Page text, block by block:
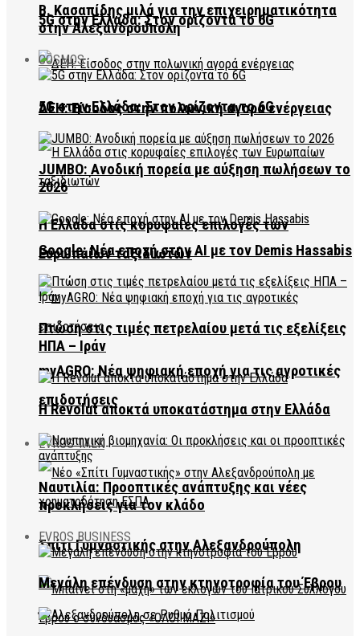
5G στην Ελλάδα: Στον ορίζοντα το 6G
ΔΕΗ: Είσοδος στην πολωνική αγορά ενέργειας
Η Ελλάδα στις κορυφαίες επιλογές των
Ευρωπαίων ταξιδιωτών
myAGRO: Νέα ψηφιακή εποχή για τις αγροτικές
επιδοτήσεις
EVROS TALK
Σπίτι Γυμναστικής στην Αλεξανδρούπολη
Β. Κασαπίδης μιλά για την επιχειρηματικότητα
στην Αλεξανδρούπολη
COSMOS
5G στην Ελλάδα: Στον ορίζοντα το 6G
JUMBO: Ανοδική πορεία με αύξηση πωλήσεων το
2026
Google: Νέα εποχή στην AI με τον Demis Hassabis
Πτώση στις τιμές πετρελαίου μετά τις εξελίξεις
ΗΠΑ – Ιράν
Η Revolut αποκτά υποκατάστημα στην Ελλάδα
Ναυτιλία: Προοπτικές ανάπτυξης και νέες
προκλήσεις για τον κλάδο
EVROS BUSINESS
Μεγάλη επένδυση στην κτηνοτροφία του Έβρου